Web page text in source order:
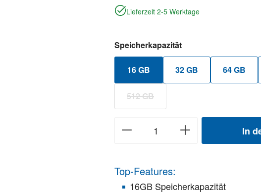
Lieferzeit 2-5 Werktage
Speicherkapazitätauswählen
16 GB 32 GB 64 GB
512 GB(Diese Option ist zurzeit nicht
In
Top-Features:
16GB Speicherkapazität